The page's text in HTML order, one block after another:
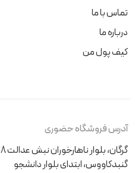
تماس با ما
درباره ما
کیف پول من
آدرس فروشگاه حضوری
گرگان، بلوار ناهارخوران نبش عدالت 68
گنبدکاووس، ابتدای بلوار دانشجو